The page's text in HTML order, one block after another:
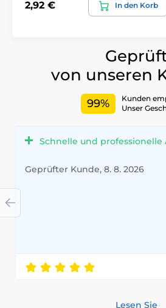
2,92 € In den Korb
von unseren
99%
Kunden
Unser
Schnelle und
Geprüfter Kunde, 8. 8. 2026
Lesen Sie